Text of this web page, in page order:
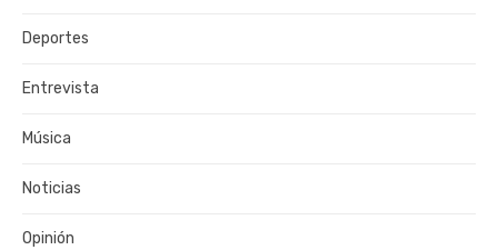
Deportes
Entrevista
Música
Noticias
Opinión